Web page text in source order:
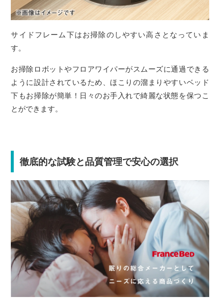
サイドフレーム下はお掃除のしやすい高さとなっていま
す。
お掃除ロボットやフロアワイパーがスムーズに通過できる
ように設計されているため、ほこりの溜まりやすいベッド
下もお掃除が簡単！日々のお手入れで綺麗な状態を保つこ
とができます。
徹底的な試験と品質管理で安心の選択